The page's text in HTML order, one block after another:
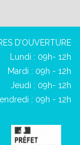
D’OUVERTURE
Lundi : 09h- 12h
Mardi : 09h - 12h
Jeudi : 09h- 12h
: 09h - 12h